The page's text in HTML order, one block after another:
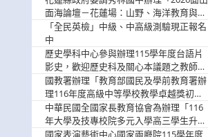
導體研習營」，歡迎學生踴躍報名參加
面海論壇－花蓮場：山野、海洋教育與戶
外安全實務課程」，歡迎踴躍報名參加
「全民英檢」中級、中高級測驗現正報名
中
歷史學科中心參與辦理115學年度台語片
影史，歡迎歷史科及關心本議題之教師踴
躍報名參加
國教署辦理「教育部國民及學前教育署辦
理116年度高級中等學校教學卓越獎初選
實施計畫」，鼓勵教師踴躍報名
中華民國全國家長教育協會為辦理「116
年大學及技專校院多元入學高三學生升學
輔導家長說明會」
國家表演藝術中心國家兩廳院115學年度